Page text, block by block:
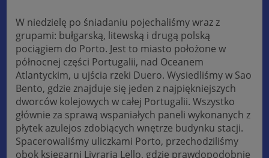
W niedzielę po śniadaniu pojechaliśmy wraz z
grupami: bułgarską, litewską i drugą polską
pociągiem do Porto. Jest to miasto położone w
północnej części Portugalii, nad Oceanem
Atlantyckim, u ujścia rzeki Duero. Wysiedliśmy w Sao
Bento, gdzie znajduje się jeden z najpiękniejszych
dworców kolejowych w całej Portugalii. Wszystko
głównie za sprawą wspaniałych paneli wykonanych z
płytek azulejos zdobiących wnętrze budynku stacji.
Spacerowaliśmy uliczkami Porto, przechodziliśmy
obok księgarni Livraria Lello, gdzie prawdopodobnie